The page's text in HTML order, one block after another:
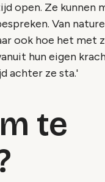
open. Ze kunnen
Van
ook hoe het met
hun eigen
achter ze sta.'
te